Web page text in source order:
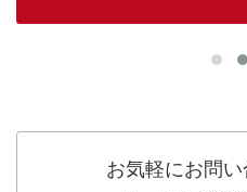
お気軽にお問